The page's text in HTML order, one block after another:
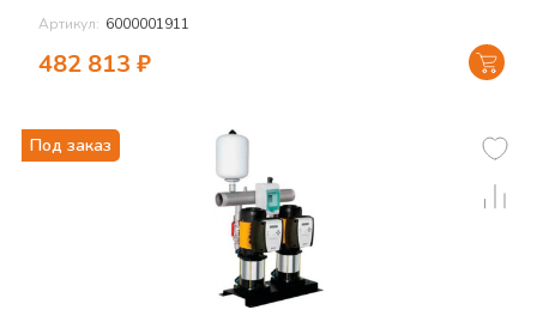
Артикул: 6000001911
482 813 ₽
Под заказ